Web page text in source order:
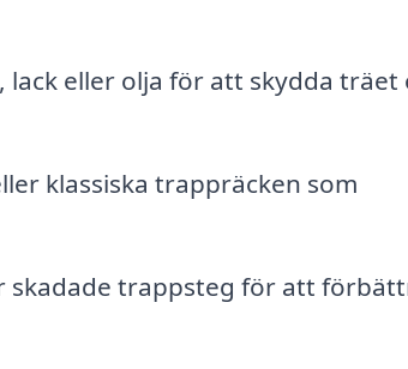
eller olja för att skydda träet
klassiska trappräcken som
skadade trappsteg för att